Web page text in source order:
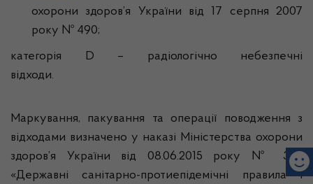
охорони здоров’я України від 17 серпня 2007
року № 490;
категорія D – радіологічно небезпечні
Маркування, пакування та операції поводження з
відходами визначено у наказі Міністерства охорони
здоров’я України від 08.06.2015 року № 325
«Державні санітарно-протиепідемічні правила і